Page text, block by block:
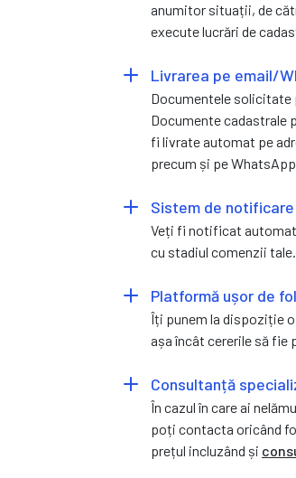
anumitor situații, de
execute lucrări de
Livrarea pe email/
Documentele solicitate
Documente cadastrale
fi livrate automat pe
precum și pe
Sistem de
Veți fi notificat automat
cu stadiul comenzii tale.
Platformă ușor de
Îți punem la dispoziție
așa încât cererile să fie
Consultanță
În cazul în care ai
poți contacta oricând
prețul incluzând și